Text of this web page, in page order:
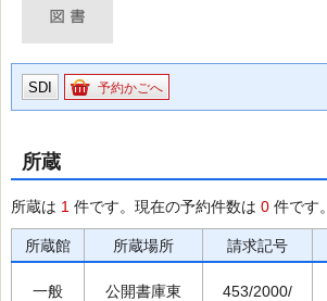
SDI 予約かごへ
所蔵
所蔵は 1 件です。現在の予約件数は 0 件です。
所蔵館 所蔵場所 請求記号
一般 公開書庫東 453/2000/